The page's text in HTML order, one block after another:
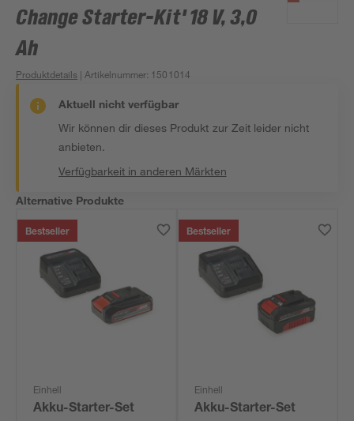
Change Starter-Kit' 18 V, 3,0
Ah
Produktdetails | Artikelnummer: 1501014
Aktuell nicht verfügbar
Wir können dir dieses Produkt zur Zeit leider nicht
anbieten.
Verfügbarkeit in anderen Märkten
Alternative Produkte
Bestseller
Einhell
Akku-Starter-Set
Bestseller
Einhell
Akku-Starter-Set